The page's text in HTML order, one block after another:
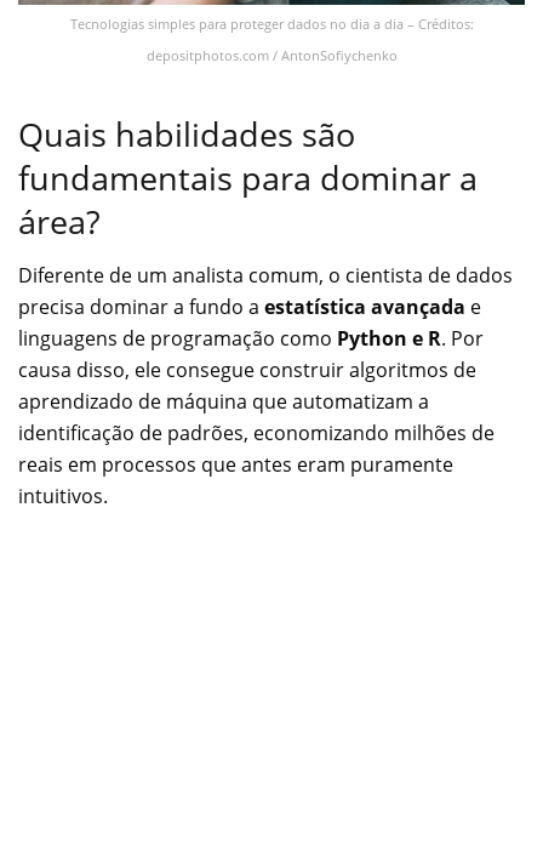
Tecnologias simples para proteger dados no dia a dia – Créditos:
depositphotos.com / AntonSofiychenko
Quais habilidades são
fundamentais para dominar a
área?
Diferente de um analista comum, o cientista de dados
precisa dominar a fundo a estatística avançada e
linguagens de programação como Python e R. Por
causa disso, ele consegue construir algoritmos de
aprendizado de máquina que automatizam a
identificação de padrões, economizando milhões de
reais em processos que antes eram puramente
intuitivos.